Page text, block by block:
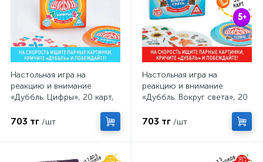
Настольная игра на
реакцию и внимание
«Дуббль. Цифры», 20 карт,
703 тг /шт
Настольная игра на
реакцию и внимание
«Дуббль. Вокруг света», 20
703 тг /шт